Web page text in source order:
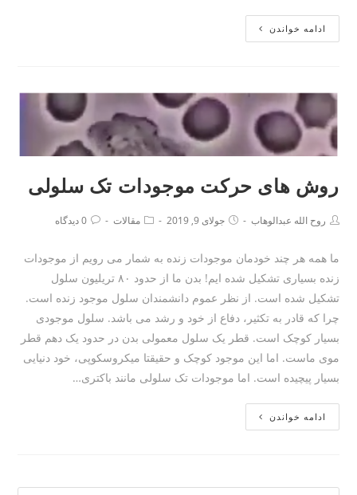
ادامه خواندن
روش های حرکت موجودات تک سلولی
روح الله عبدالوهاب جولای 9, 2019 مقالات 0 دیدگاه
ما همه هر چند خودمان موجودات زنده به شمار می رویم از موجودات
زنده بسیاری تشکیل شده ایم! بدن ما از حدود ۸۰ تریلیون سلول
تشکیل شده است. از نظر عموم دانشمندان سلول موجود زنده است.
چرا که قادر به تکثیر، دفاع از خود و رشد می باشد. سلول موجودی
بسیار کوچک است. قطر یک سلول معمولی بدن در حدود یک دهم قطر
موی ماست. اما این موجود کوچک و حقیقتا میکروسکوپی، خود دنیایی
بسیار پیچیده است. اما موجودات تک سلولی مانند باکتری…
ادامه خواندن